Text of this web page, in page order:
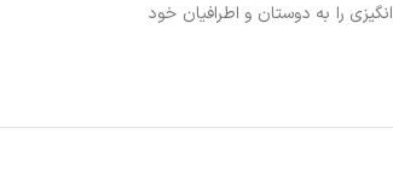
را به دوستان و اطرافیان خود